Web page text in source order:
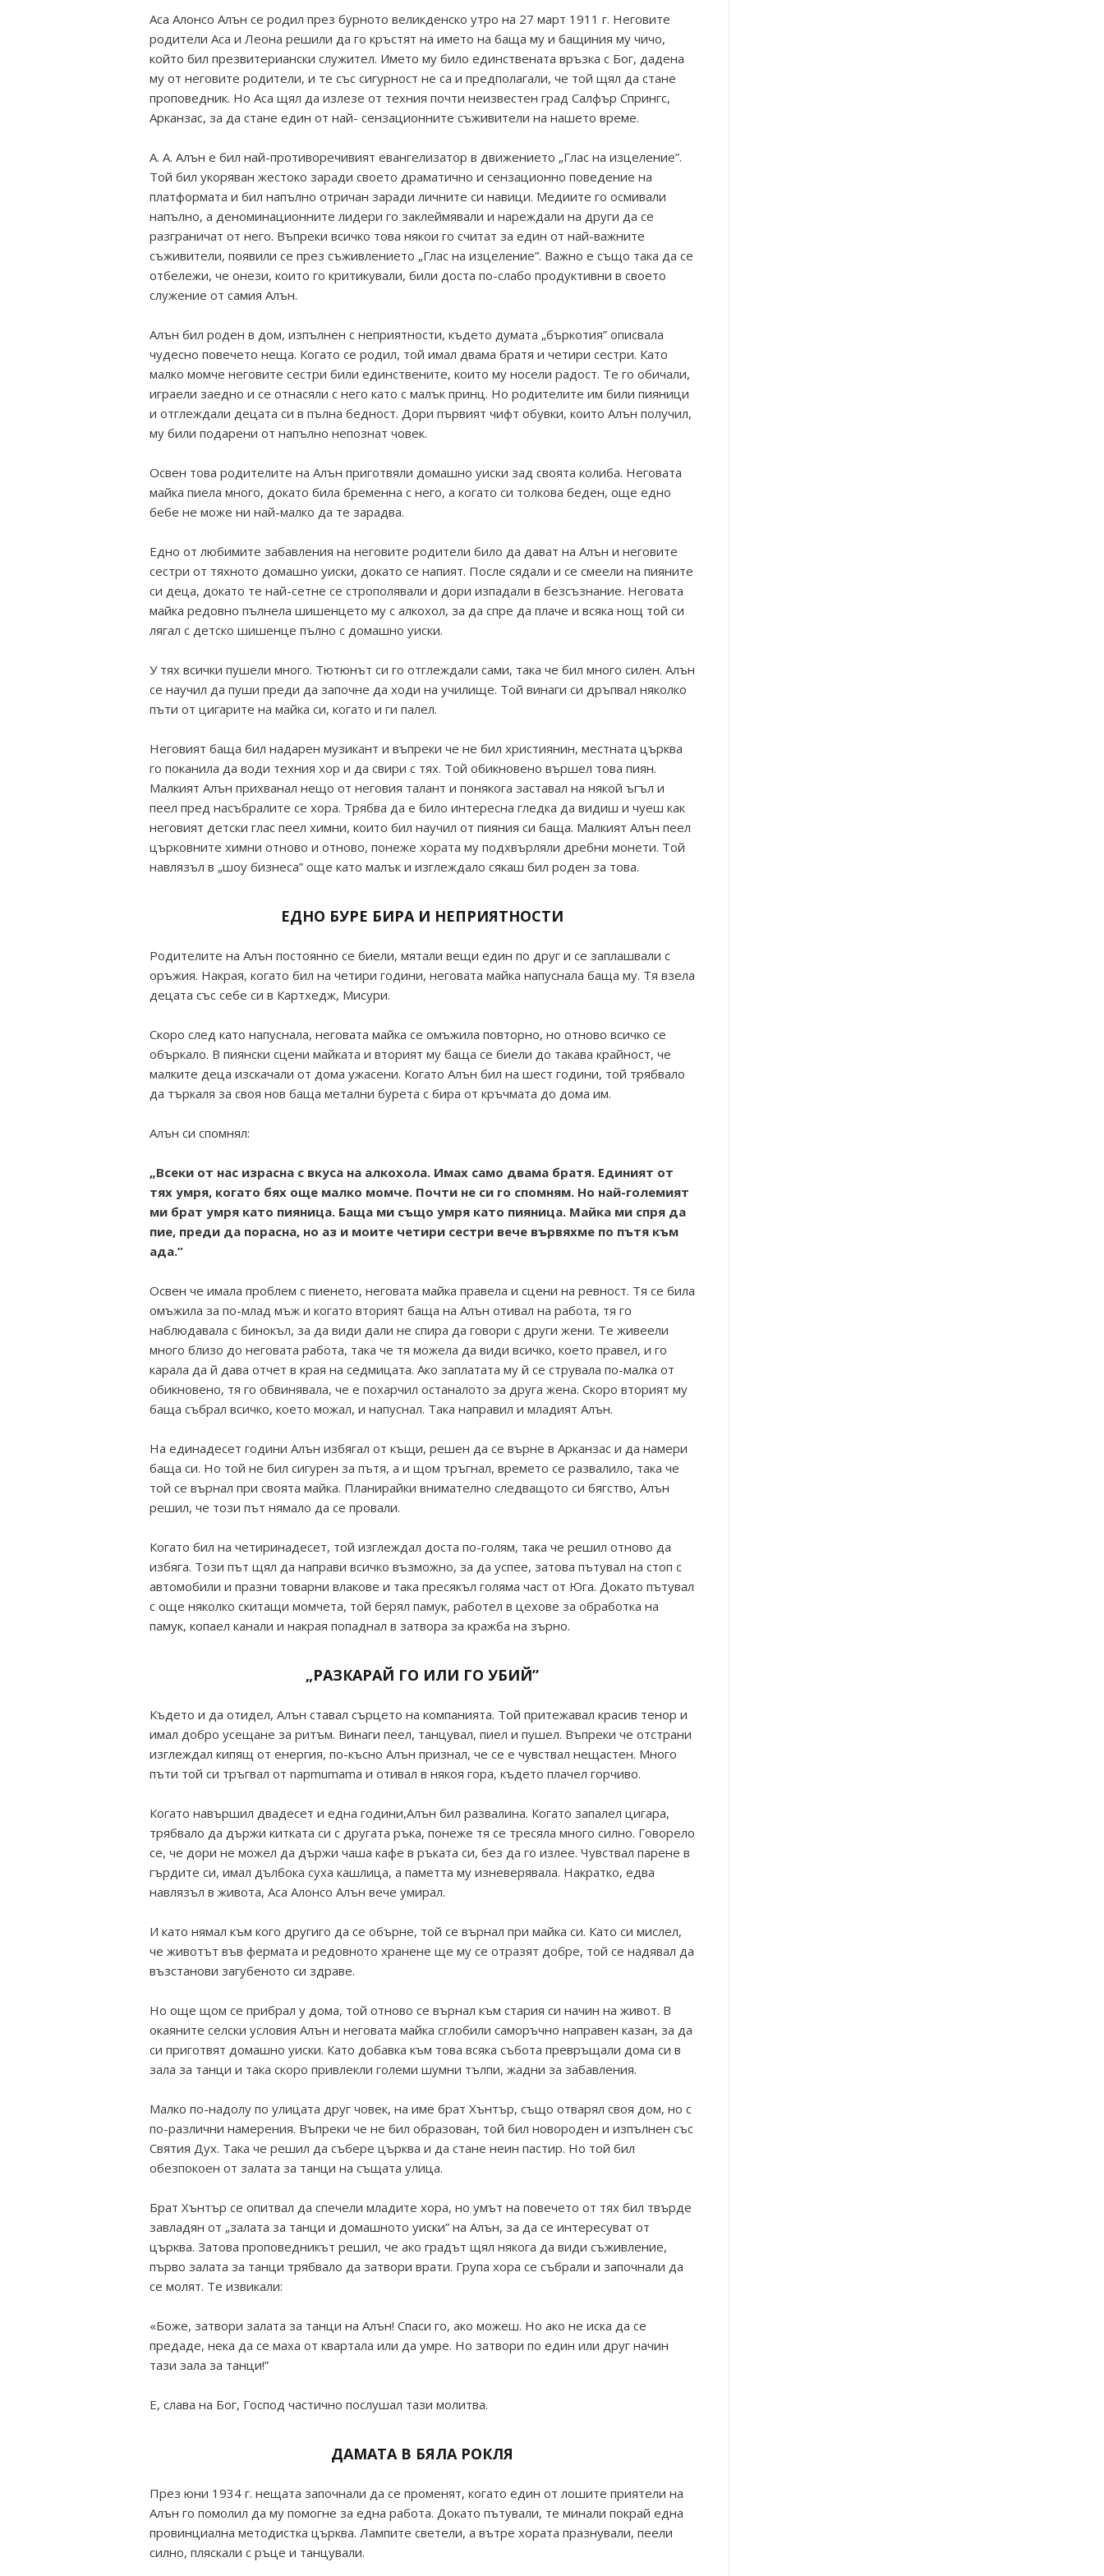
Аса Алонсо Алън се родил през бурното великденско утро на 27 март 1911 г. Неговите
родители Аса и Леона решили да го кръстят на името на баща му и бащиния му чичо,
който бил презвитериански служител. Името му било единствената връзка с Бог, дадена
му от неговите родители, и те със сигурност не са и предполагали, че той щял да стане
проповедник. Но Аса щял да излезе от техния почти неизвестен град Салфър Спрингс,
Арканзас, за да стане един от най- сензационните съживители на нашето време.
А. А. Алън е бил най-противоречивият евангелизатор в движението „Глас на изцеление”.
Той бил укоряван жестоко заради своето драматично и сензационно поведение на
платформата и бил напълно отричан заради личните си навици. Медиите го осмивали
напълно, а деноминационните лидери го заклеймявали и нареждали на други да се
разграничат от него. Въпреки всичко това някои го считат за един от най-важните
съживители, появили се през съживлението „Глас на изцеление”. Важно е също така да се
отбележи, че онези, които го критикували, били доста по-слабо продуктивни в своето
служение от самия Алън.
Алън бил роден в дом, изпълнен с неприятности, където думата „бъркотия” описвала
чудесно повечето неща. Когато се родил, той имал двама братя и четири сестри. Като
малко момче неговите сестри били единствените, които му носели радост. Те го обичали,
играели заедно и се отнасяли с него като с малък принц. Но родителите им били пияници
и отглеждали децата си в пълна бедност. Дори първият чифт обувки, които Алън получил,
му били подарени от напълно непознат човек.
Освен това родителите на Алън приготвяли домашно уиски зад своята колиба. Неговата
майка пиела много, докато била бременна с него, а когато си толкова беден, още едно
бебе не може ни най-малко да те зарадва.
Едно от любимите забавления на неговите родители било да дават на Алън и неговите
сестри от тяхното домашно уиски, докато се напият. После сядали и се смеели на пияните
си деца, докато те най-сетне се строполявали и дори изпадали в безсъзнание. Неговата
майка редовно пълнела шишенцето му с алкохол, за да спре да плаче и всяка нощ той си
лягал с детско шишенце пълно с домашно уиски.
У тях всички пушели много. Тютюнът си го отглеждали сами, така че бил много силен. Алън
се научил да пуши преди да започне да ходи на училище. Той винаги си дръпвал няколко
пъти от цигарите на майка си, когато и ги палел.
Неговият баща бил надарен музикант и въпреки че не бил християнин, местната църква
го поканила да води техния хор и да свири с тях. Той обикновено вършел това пиян.
Малкият Алън прихванал нещо от неговия талант и понякога заставал на някой ъгъл и
пеел пред насъбралите се хора. Трябва да е било интересна гледка да видиш и чуеш как
неговият детски глас пеел химни, които бил научил от пияния си баща. Малкият Алън пеел
църковните химни отново и отново, понеже хората му подхвърляли дребни монети. Той
навлязъл в „шоу бизнеса” още като малък и изглеждало сякаш бил роден за това.
ЕДНО БУРЕ БИРА И НЕПРИЯТНОСТИ
Родителите на Алън постоянно се биели, мятали вещи един по друг и се заплашвали с
оръжия. Накрая, когато бил на четири години, неговата майка напуснала баща му. Тя взела
децата със себе си в Картхедж, Мисури.
Скоро след като напуснала, неговата майка се омъжила повторно, но отново всичко се
объркало. В пиянски сцени майката и вторият му баща се биели до такава крайност, че
малките деца изскачали от дома ужасени. Когато Алън бил на шест години, той трябвало
да търкаля за своя нов баща метални бурета с бира от кръчмата до дома им.
Алън си спомнял:
„Всеки от нас израсна с вкуса на алкохола. Имах само двама братя. Единият от
тях умря, когато бях още малко момче. Почти не си го спомням. Но най-големият
ми брат умря като пияница. Баща ми също умря като пияница. Майка ми спря да
пие, преди да порасна, но аз и моите четири сестри вече вървяхме по пътя към
ада.”
Освен че имала проблем с пиенето, неговата майка правела и сцени на ревност. Тя се била
омъжила за по-млад мъж и когато вторият баща на Алън отивал на работа, тя го
наблюдавала с бинокъл, за да види дали не спира да говори с други жени. Те живеели
много близо до неговата работа, така че тя можела да види всичко, което правел, и го
карала да й дава отчет в края на седмицата. Ако заплатата му й се струвала по-малка от
обикновено, тя го обвинявала, че е похарчил останалото за друга жена. Скоро вторият му
баща събрал всичко, което можал, и напуснал. Така направил и младият Алън.
На единадесет години Алън избягал от къщи, решен да се върне в Арканзас и да намери
баща си. Но той не бил сигурен за пътя, а и щом тръгнал, времето се развалило, така че
той се върнал при своята майка. Планирайки внимателно следващото си бягство, Алън
решил, че този път нямало да се провали.
Когато бил на четиринадесет, той изглеждал доста по-голям, така че решил отново да
избяга. Този път щял да направи всичко възможно, за да успее, затова пътувал на стоп с
автомобили и празни товарни влакове и така пресякъл голяма част от Юга. Докато пътувал
с още няколко скитащи момчета, той берял памук, работел в цехове за обработка на
памук, копаел канали и накрая попаднал в затвора за кражба на зърно.
„РАЗКАРАЙ ГО ИЛИ ГО УБИЙ”
Където и да отидел, Алън ставал сърцето на компанията. Той притежавал красив тенор и
имал добро усещане за ритъм. Винаги пеел, танцувал, пиел и пушел. Въпреки че отстрани
изглеждал кипящ от енергия, по-късно Алън признал, че се е чувствал нещастен. Много
пъти той си тръгвал от napmumama и отивал в някоя гора, където плачел горчиво.
Когато навършил двадесет и една години,Алън бил развалина. Когато запалел цигара,
трябвало да държи китката си с другата ръка, понеже тя се тресяла много силно. Говорело
се, че дори не можел да държи чаша кафе в ръката си, без да го излее. Чувствал парене в
гърдите си, имал дълбока суха кашлица, а паметта му изневерявала. Накратко, едва
навлязъл в живота, Аса Алонсо Алън вече умирал.
И като нямал към кого другиго да се обърне, той се върнал при майка си. Като си мислел,
че животът във фермата и редовното хранене ще му се отразят добре, той се надявал да
възстанови загубеното си здраве.
Но още щом се прибрал у дома, той отново се върнал към стария си начин на живот. В
окаяните селски условия Алън и неговата майка сглобили саморъчно направен казан, за да
си приготвят домашно уиски. Като добавка към това всяка събота превръщали дома си в
зала за танци и така скоро привлекли големи шумни тълпи, жадни за забавления.
Малко по-надолу по улицата друг човек, на име брат Хънтър, също отварял своя дом, но с
по-различни намерения. Въпреки че не бил образован, той бил новороден и изпълнен със
Святия Дух. Така че решил да събере църква и да стане неин пастир. Но той бил
обезпокоен от залата за танци на същата улица.
Брат Хънтър се опитвал да спечели младите хора, но умът на повечето от тях бил твърде
завладян от „залата за танци и домашното уиски” на Алън, за да се интересуват от
църква. Затова проповедникът решил, че ако градът щял някога да види съживление,
първо залата за танци трябвало да затвори врати. Група хора се събрали и започнали да
се молят. Те извикали:
«Боже, затвори залата за танци на Алън! Спаси го, ако можеш. Но ако не иска да се
предаде, нека да се маха от квартала или да умре. Но затвори по един или друг начин
тази зала за танци!”
Е, слава на Бог, Господ частично послушал тази молитва.
ДАМАТА В БЯЛА РОКЛЯ
През юни 1934 г. нещата започнали да се променят, когато един от лошите приятели на
Алън го помолил да му помогне за една работа. Докато пътували, те минали покрай една
провинциална методистка църква. Лампите светели, а вътре хората празнували, пеели
силно, пляскали с ръце и танцували.